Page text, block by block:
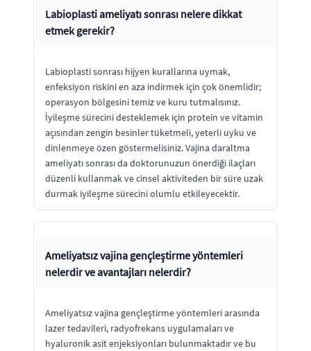
Labioplasti ameliyatı sonrası nelere dikkat
etmek gerekir?
Labioplasti sonrası hijyen kurallarına uymak,
enfeksiyon riskini en aza indirmek için çok önemlidir;
operasyon bölgesini temiz ve kuru tutmalısınız.
İyileşme sürecini desteklemek için protein ve vitamin
açısından zengin besinler tüketmeli, yeterli uyku ve
dinlenmeye özen göstermelisiniz. Vajina daraltma
ameliyatı sonrası da doktorunuzun önerdiği ilaçları
düzenli kullanmak ve cinsel aktiviteden bir süre uzak
durmak iyileşme sürecini olumlu etkileyecektir.
Ameliyatsız vajina gençleştirme yöntemleri
nelerdir ve avantajları nelerdir?
Ameliyatsız vajina gençleştirme yöntemleri arasında
lazer tedavileri, radyofrekans uygulamaları ve
hyaluronik asit enjeksiyonları bulunmaktadır ve bu